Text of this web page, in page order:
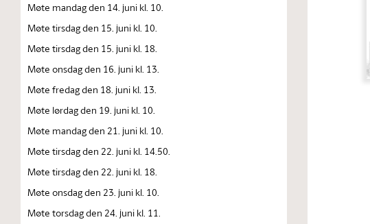
Møte mandag den 14. juni kl. 10.
Møte tirsdag den 15. juni kl. 10.
Møte tirsdag den 15. juni kl. 18.
Møte onsdag den 16. juni kl. 13.
Møte fredag den 18. juni kl. 13.
Møte lørdag den 19. juni kl. 10.
Møte mandag den 21. juni kl. 10.
Møte tirsdag den 22. juni kl. 14.50.
Møte tirsdag den 22. juni kl. 18.
Møte onsdag den 23. juni kl. 10.
Møte torsdag den 24. juni kl. 11.